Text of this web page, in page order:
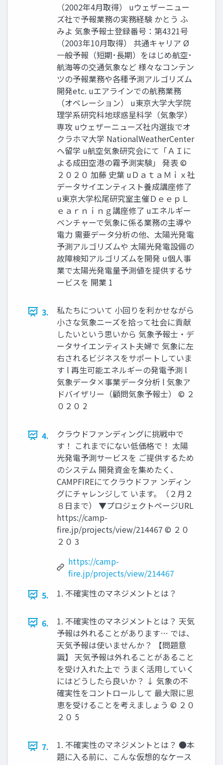
（2002年4月取得） uウェザーニュー
ズ社で予報業務の実務経験 かとう ふ
みよ 気象予報士登録番号：第4321号
（2003年10月取得） 共通キャリア Ø
一般予報（短期･長期）をはじめ航空･
航海等の交通気象など 様々なコンテン
ツの予報業務や各種予測アルゴリズム
開発etc. uエアラインでの航務業務
（オペレーション） u東京大学大学院
理学系研究科地球惑星科学（気象学）
専攻 uウェザーニューズ社内選抜でオ
クラホマ大学 NationalWeatherCenter
へ留学 u航空気象研究会にて「ＡＩに
よる成田空港の霧予測実験」 発表 ©
２０２０ 加藤 史葉 uＤａｔａＭｉｘ社
データサイエンティスト養成講座修了
u東京大学松尾研究室主催ＤｅｅｐＬ
ｅａｒｎｉｎｇ講座修了 uエネルギー
ベンチャーで気象に係る業務の主導や
電力 需要データ分析の他、太陽光発電
予測アルゴリズムや 太陽光発電設備の
故障検知アルゴリズムを開発 u個人事
業で太陽光発電量予測値を提供するサ
ービスを 開業 1
3.
私たちについて ⼩回りを利かせながら
⼩さな気象ニーズを拾って社会に貢献
したいという思いから 気象予報⼠・デ
ータサイエンティスト夫婦で 気象に左
右されるビジネスをサポートしていま
す l 再⽣可能エネルギーの発電予測 l
気象データ×事業データ分析 l 気象ア
ドバイザリー（顧問気象予報⼠） © ２
０２０ 2
4.
クラウドファンディングに挑戦中で
す！ これまでにない低価格で！ 太陽
光発電予測サービスを ご提供するため
のシステム 開発資金を集めたく、
CAMPFIREにてクラウドファ ンディン
グにチャレンジして います。（２月２
８日まで） ▼プロジェクトページURL
https://camp-
fire.jp/projects/view/214467 © ２０
２０ 3
https://camp-
fire.jp/projects/view/214467
5.
1. 不確実性のマネジメントとは？
6.
1. 不確実性のマネジメントとは？ 天気
予報は外れることがあります… では、
天気予報は使いませんか？ 【問題意
識】 天気予報は外れることがあること
を受け⼊れた上で うまく活⽤していく
にはどうしたら良いか？ ↓ 気象の不
確実性をコントロールして 最⼤限に恩
恵を受けることを考えましょう © ２０
２０ 5
7.
1. 不確実性のマネジメントとは？ ●本
題に⼊る前に、こんな仮想的なケース